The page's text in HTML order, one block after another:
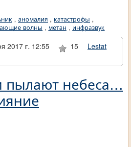
, аномалия , катастрофы ,
волны , метан , инфразвук
2017 г. 12:55 15
Lestat
пылают небеса…